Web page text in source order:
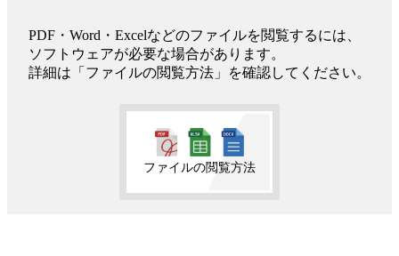
PDF・Word・Excelなどのファイルを閲覧するには、
ソフトウェアが必要な場合があります。
詳細は「ファイルの閲覧方法」を確認してください。
ファイルの閲覧方法